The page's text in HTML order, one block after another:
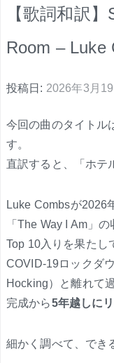
【歌詞和訳
Room – Luke
投稿日: 2026年3月19
今回の曲のタイトル
す。
直訳すると、「ホテ
Luke Combsが2026
「The Way I Am」
Top 10入りを果たし
COVID-19ロックダ
Hocking）と離れて
完成から5年越しに
細かく調べて、でき